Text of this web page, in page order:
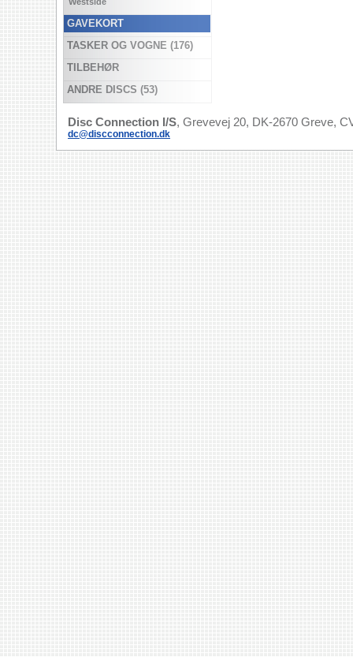
GAVEKORT
TASKER OG VOGNE (176)
TILBEHØR
ANDRE DISCS (53)
Disc Connection I/S, Grevevej 20, DK-2670 Greve,
dc@discconnection.dk